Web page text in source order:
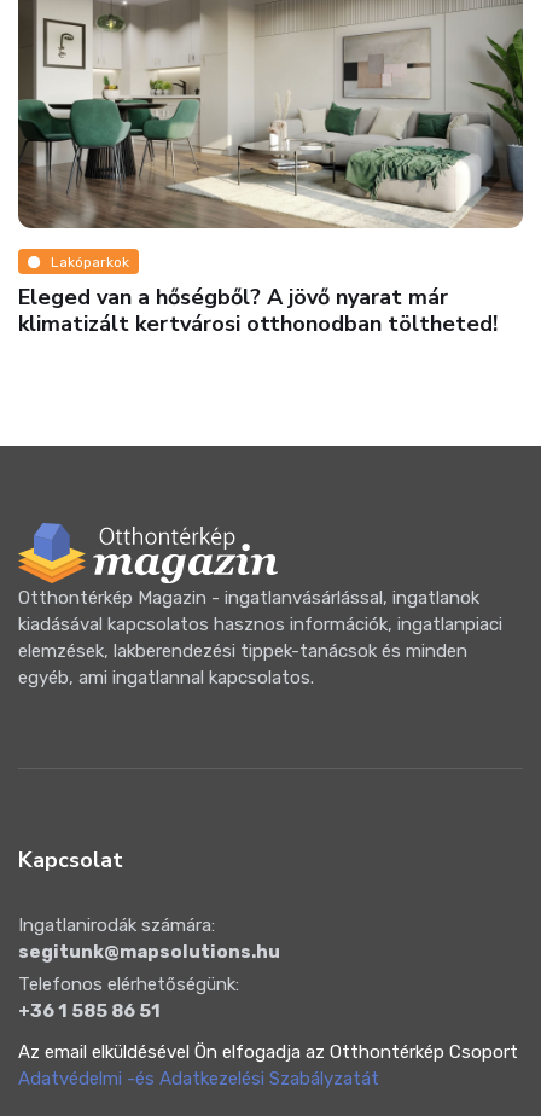
Ingatlanmix
Minőségi új építésű ingatlanok Budapestről és
vidékről
Otthontérkép Magazin - ingatlanvásárlással, ingatlanok
kiadásával kapcsolatos hasznos információk, ingatlanpiaci
elemzések, lakberendezési tippek-tanácsok és minden
egyéb, ami ingatlannal kapcsolatos.
Kapcsolat
Ingatlanirodák számára:
segitunk@mapsolutions.hu
Telefonos elérhetőségünk:
+36 1 585 86 51
Az email elküldésével Ön elfogadja az Otthontérkép Csoport
Adatvédelmi -és Adatkezelési Szabályzatát